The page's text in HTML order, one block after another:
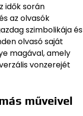
idők során
az olvasók
szimbolikája és
olvasó saját
magával, amely
vonzerejét
műveivel